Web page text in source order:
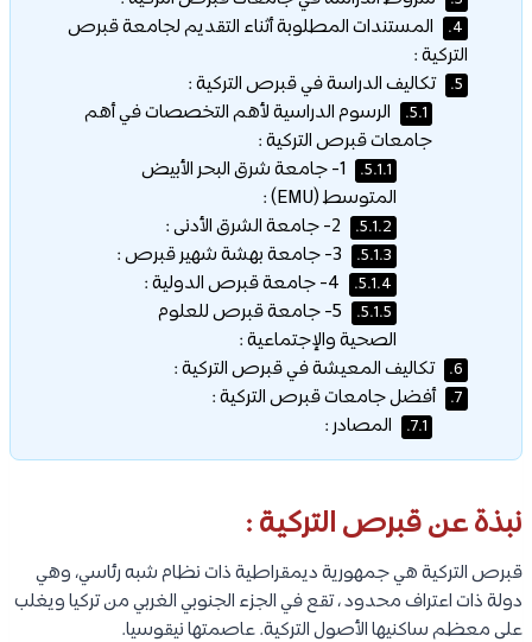
4.
المستندات المطلوبة أثناء التقديم لجامعة قبرص
التركية :
5. تكاليف الدراسة في قبرص التركية :
5.1.
الرسوم الدراسية لأهم التخصصات في أهم
جامعات قبرص التركية :
5.1.1.
1- جامعة شرق البحر الأبيض
المتوسط ​​(EMU) :
5.1.2.
5.1.3.
5.1.4.
5.1.5.
5- جامعة قبرص للعلوم
الصحية والإجتماعية :
6. تكاليف المعيشة في قبرص التركية :
7. أفضل جامعات قبرص التركية :
7.1. المصادر :
نبذة عن قبرص التركية :
قبرص التركية هي جمهورية ديمقراطية ذات نظام شبه رئاسي، وهي
دولة ذات اعتراف محدود ، تقع في الجزء الجنوبي الغربي من تركيا ويغلب
على معظم ساكنيها الأصول التركية. عاصمتها نيقوسيا.